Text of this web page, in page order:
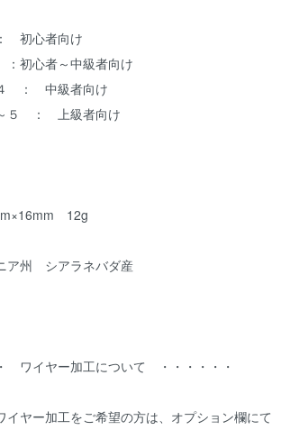
初心者向け
初心者～中級者向け
： 中級者向け
： 上級者向け
12g
ア州 シアラネバダ産
ワイヤー加工について ・・・・・・
イヤー加工をご希望の方は、オプション欄にて